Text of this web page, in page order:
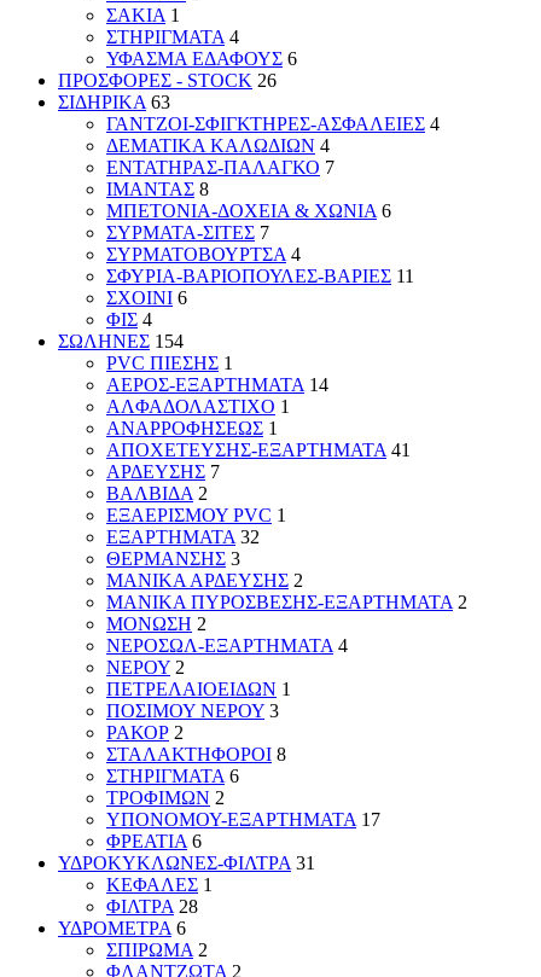
ΣΑΚΙΑ 1
ΣΤΗΡΙΓΜΑΤΑ 4
ΥΦΑΣΜΑ ΕΔΑΦΟΥΣ 6
ΠΡΟΣΦΟΡΕΣ - STOCK 26
ΣΙΔΗΡΙΚΑ 63
ΓΑΝΤΖΟΙ-ΣΦΙΓΚΤΗΡΕΣ-ΑΣΦΑΛΕΙΕΣ 4
ΔΕΜΑΤΙΚΑ ΚΑΛΩΔΙΩΝ 4
ΕΝΤΑΤΗΡΑΣ-ΠΑΛΑΓΚΟ 7
ΙΜΑΝΤΑΣ 8
ΜΠΕΤΟΝΙΑ-ΔΟΧΕΙΑ & ΧΩΝΙΑ 6
ΣΥΡΜΑΤΑ-ΣΙΤΕΣ 7
ΣΥΡΜΑΤΟΒΟΥΡΤΣΑ 4
ΣΦΥΡΙΑ-ΒΑΡΙΟΠΟΥΛΕΣ-ΒΑΡΙΕΣ 11
ΣΧΟΙΝΙ 6
ΦΙΣ 4
ΣΩΛΗΝΕΣ 154
PVC ΠΙΕΣΗΣ 1
ΑΕΡΟΣ-ΕΞΑΡΤΗΜΑΤΑ 14
ΑΛΦΑΔΟΛΑΣΤΙΧΟ 1
ΑΝΑΡΡΟΦΗΣΕΩΣ 1
ΑΠΟΧΕΤΕΥΣΗΣ-ΕΞΑΡΤΗΜΑΤΑ 41
ΑΡΔΕΥΣΗΣ 7
ΒΑΛΒΙΔΑ 2
ΕΞΑΕΡΙΣΜΟΥ PVC 1
ΕΞΑΡΤΗΜΑΤΑ 32
ΘΕΡΜΑΝΣΗΣ 3
ΜΑΝΙΚΑ ΑΡΔΕΥΣΗΣ 2
ΜΑΝΙΚΑ ΠΥΡΟΣΒΕΣΗΣ-ΕΞΑΡΤΗΜΑΤΑ 2
ΜΟΝΩΣΗ 2
ΝΕΡΟΣΩΛ-ΕΞΑΡΤΗΜΑΤΑ 4
ΝΕΡΟΥ 2
ΠΕΤΡΕΛΑΙΟΕΙΔΩΝ 1
ΠΟΣΙΜΟΥ ΝΕΡΟΥ 3
ΡΑΚΟΡ 2
ΣΤΑΛΑΚΤΗΦΟΡΟΙ 8
ΣΤΗΡΙΓΜΑΤΑ 6
ΤΡΟΦΙΜΩΝ 2
ΥΠΟΝΟΜΟΥ-ΕΞΑΡΤΗΜΑΤΑ 17
ΦΡΕΑΤΙΑ 6
ΥΔΡΟΚΥΚΛΩΝΕΣ-ΦΙΛΤΡΑ 31
ΚΕΦΑΛΕΣ 1
ΦΙΛΤΡΑ 28
ΥΔΡΟΜΕΤΡΑ 6
ΣΠΙΡΩΜΑ 2
ΦΛΑΝΤΖΩΤΑ 2